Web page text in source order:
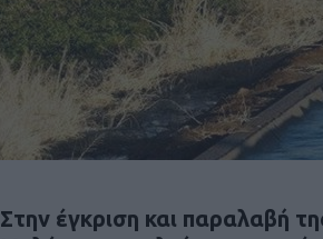
Στην έγκριση και παραλαβή